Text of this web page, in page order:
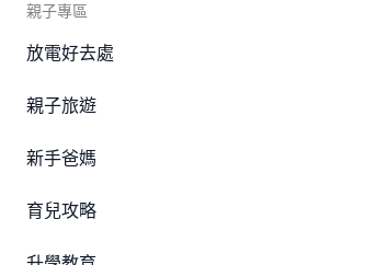
親子專區
放電好去處
親子旅遊
新手爸媽
育兒攻略